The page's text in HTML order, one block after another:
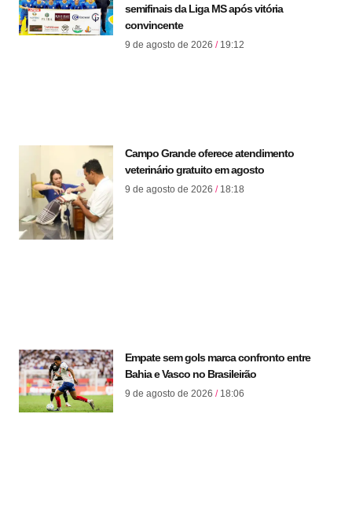
semifinais da Liga MS após vitória
convincente
9 de agosto de 2026 19:12
Campo Grande oferece atendimento
veterinário gratuito em agosto
9 de agosto de 2026 18:18
Empate sem gols marca confronto entre
Bahia e Vasco no Brasileirão
9 de agosto de 2026 18:06